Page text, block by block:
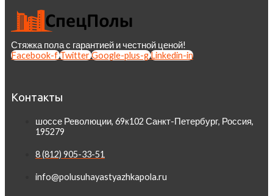
Стяжка пола с гарантией и честной ценой!
Facebook-fTwitterGoogle-plus-gLinkedin-in
Контакты
шоссе Революции, 69к102 Санкт-Петербург, Россия,
195279
8 (812) 905-33-51
info@polusuhayastyazhkapola.ru